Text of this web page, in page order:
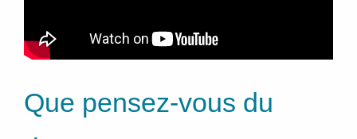
Que pensez-vous du